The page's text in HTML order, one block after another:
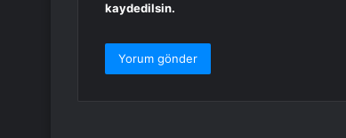
kaydedilsin.